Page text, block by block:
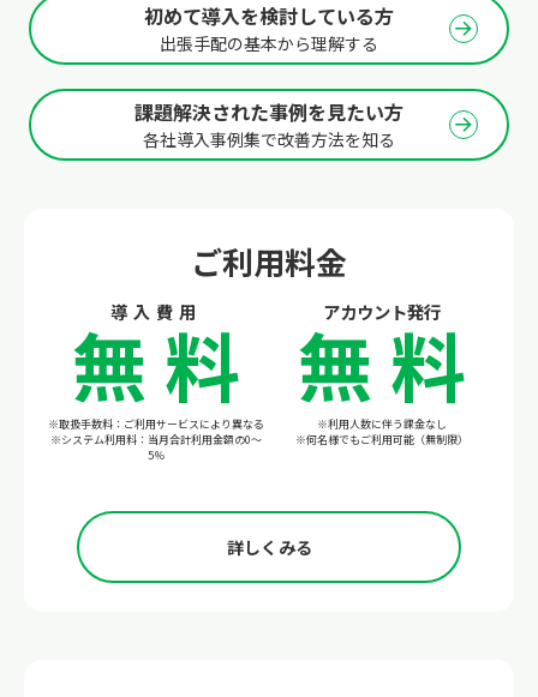
初めて導入を検討している方
出張手配の基本から理解する
課題解決された事例を見たい方
各社導入事例集で改善方法を知る
ご利用料金
導入費用
無料
※取扱手数料：ご利用サービスにより異なる
※システム利用料：当月合計利用金額の0～
5％
アカウント発行
無料
※利用人数に伴う課金なし
※何名様でもご利用可能（無制限）
詳しくみる